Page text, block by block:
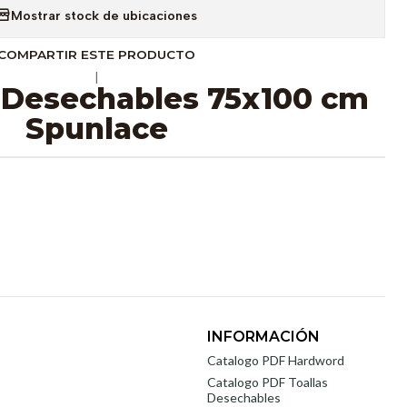
Mostrar stock de ubicaciones
ESTE PRODUCTO
75x100 cm
Spunlace
INFORMACIÓN
Catalogo PDF Hardword
Catalogo PDF Toallas
Desechables